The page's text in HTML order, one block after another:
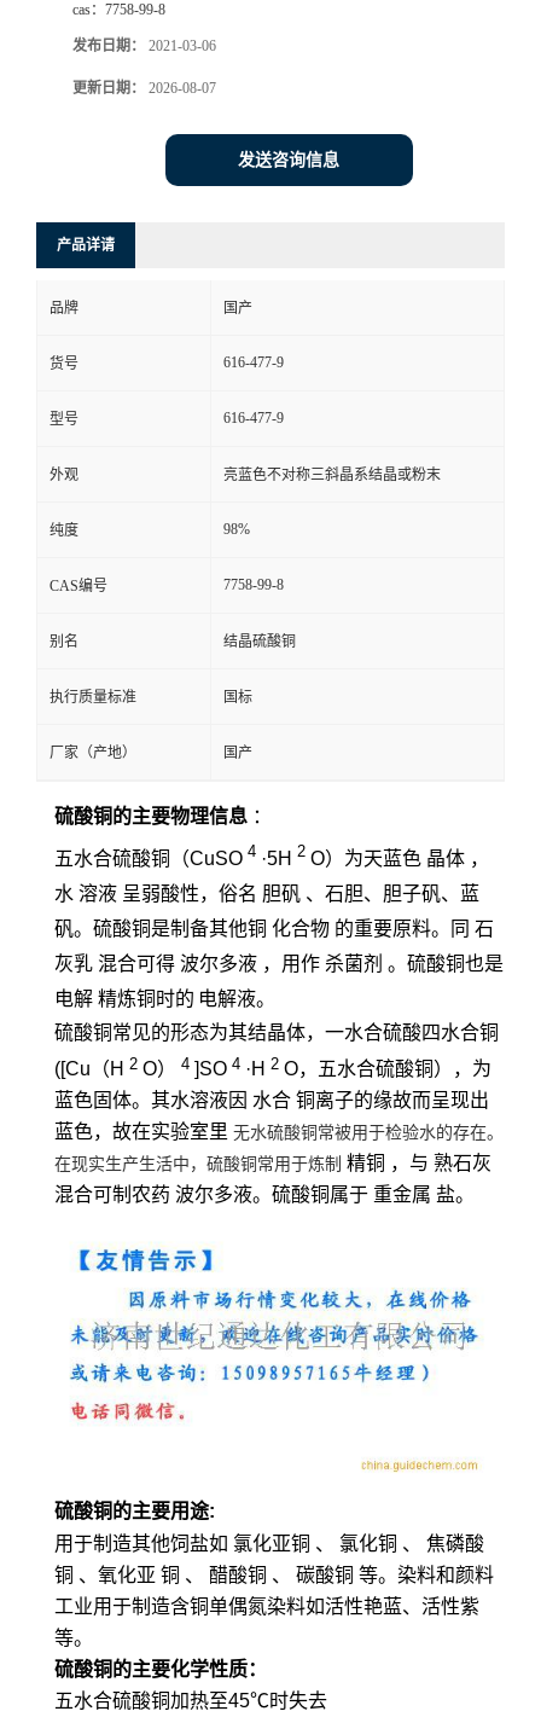
cas： 7758-99-8
发布日期： 2021-03-06
更新日期： 2026-08-07
发送咨询信息
产品详请
品牌 国产
货号 616-477-9
型号 616-477-9
外观 亮蓝色不对称三斜晶系结晶或粉末
纯度 98%
CAS编号 7758-99-8
别名 结晶硫酸铜
执行质量标准 国标
厂家（产地） 国产
硫酸铜的主要物理信息 ：
五水合硫酸铜（CuSO 4 ·5H 2 O）为天蓝色 晶体 ，
水 溶液 呈弱酸性，俗名 胆矾 、石胆、胆子矾、蓝
矾。硫酸铜是制备其他铜 化合物 的重要原料。同 石
灰乳 混合可得 波尔多液 ，用作 杀菌剂 。硫酸铜也是
电解 精炼铜时的 电解液。
硫酸铜常见的形态为其结晶体，一水合硫酸四水合铜
([Cu（H 2 O） 4 ]SO 4 ·H 2 O，五水合硫酸铜），为
蓝色固体。其水溶液因 水合 铜离子的缘故而呈现出
蓝色，故在实验室里 无水硫酸铜常被用于检验水的存在。
在现实生产生活中，硫酸铜常用于炼制 精铜 ，与 熟石灰
混合可制农药 波尔多液。硫酸铜属于 重金属 盐。
硫酸铜的主要用途:
用于制造其他饲盐如 氯化亚铜 、 氯化铜 、 焦磷酸
铜 、氧化亚 铜 、 醋酸铜 、 碳酸铜 等。染料和颜料
工业用于制造含铜单偶氮染料如活性艳蓝、活性紫
等。
硫酸铜的主要化学性质：
五水合硫酸铜加热至45℃时失去